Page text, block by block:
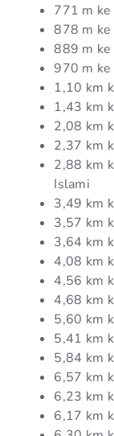
771 m ke
878 m ke
889 m ke
970 m ke
1,10 km
1,43 km
2,08 km
2,37 km
2,88 km
Islami
3,49 km
3,57 km
3,64 km
4,08 km
4,56 km
4,68 km
5,60 km
5,41 km
5,84 km
6,57 km
6,23 km
6,17 km